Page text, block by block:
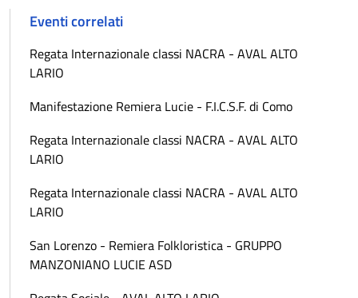
Eventi correlati
Regata Internazionale classi NACRA - AVAL ALTO
LARIO
Manifestazione Remiera Lucie - F.I.C.S.F. di Como
Regata Internazionale classi NACRA - AVAL ALTO
LARIO
Regata Internazionale classi NACRA - AVAL ALTO
LARIO
San Lorenzo - Remiera Folkloristica - GRUPPO
MANZONIANO LUCIE ASD